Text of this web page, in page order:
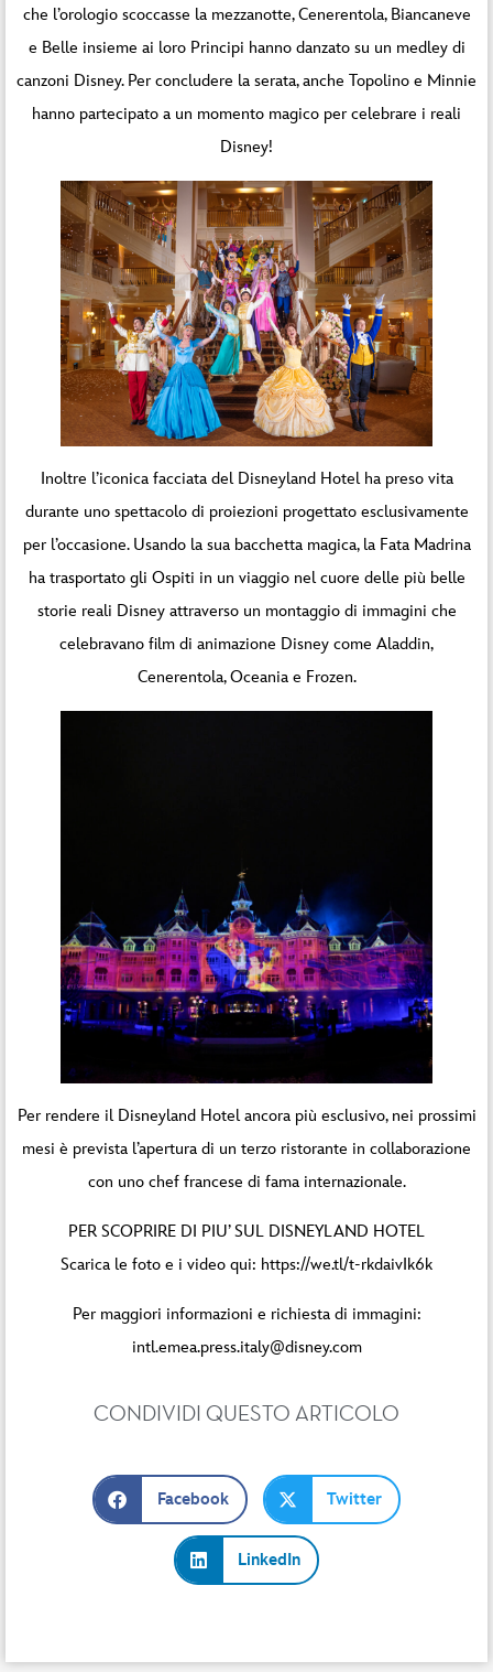
che l’orologio scoccasse la mezzanotte, Cenerentola, Biancaneve
e Belle insieme ai loro Principi hanno danzato su un medley di
canzoni Disney. Per concludere la serata, anche Topolino e Minnie
hanno partecipato a un momento magico per celebrare i reali
Disney!
Inoltre l’iconica facciata del Disneyland Hotel ha preso vita
durante uno spettacolo di proiezioni progettato esclusivamente
per l’occasione. Usando la sua bacchetta magica, la Fata Madrina
ha trasportato gli Ospiti in un viaggio nel cuore delle più belle
storie reali Disney attraverso un montaggio di immagini che
celebravano film di animazione Disney come Aladdin,
Cenerentola, Oceania e Frozen.
Per rendere il Disneyland Hotel ancora più esclusivo, nei prossimi
mesi è prevista l’apertura di un terzo ristorante in collaborazione
con uno chef francese di fama internazionale.
PER SCOPRIRE DI PIU’ SUL DISNEYLAND HOTEL
Scarica le foto e i video qui: https://we.tl/t-rkdaivIk6k
Per maggiori informazioni e richiesta di immagini:
intl.emea.press.italy@disney.com
CONDIVIDI QUESTO ARTICOLO
Facebook Twitter
LinkedIn